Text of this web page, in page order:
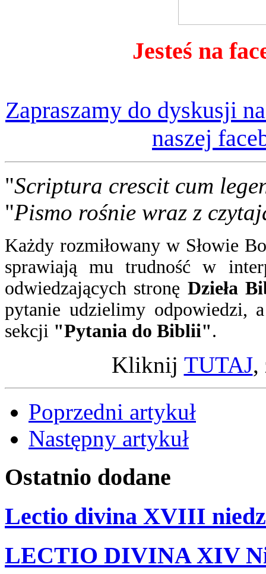
Jesteś na
Zapraszamy do dyskusji
naszej
"Scriptura crescit cum
"Pismo rośnie wraz z
Każdy rozmiłowany w Słowie
sprawiają mu trudność w
odwiedzających stronę Dzieła
pytanie udzielimy odpowiedzi,
sekcji "Pytania do Biblii".
Kliknij TUTAJ,
Poprzedni artykuł
Następny artykuł
Ostatnio dodane
Lectio divina XVIII
LECTIO DIVINA XIV